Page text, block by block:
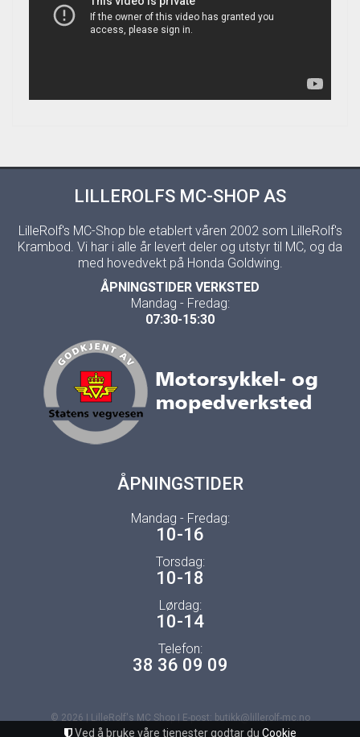
Ved å bruke våre tjenester godtar du Cookie
LILLEROLFS MC-SHOP AS
LilleRolf's MC-Shop ble etablert våren 2002 som LilleRolf's
Krambod. Vi har i alle år levert deler og utstyr til MC, og da
med hovedvekt på Honda Goldwing.
ÅPNINGSTIDER VERKSTED
Mandag - Fredag:
07:30-15:30
ÅPNINGSTIDER
Mandag - Fredag:
10-16
Torsdag:
10-18
Lørdag:
10-14
Telefon:
38 36 09 09
© 2026 | LilleRolf's MC Shop | E-post: butikk@lillerolf-mc.no